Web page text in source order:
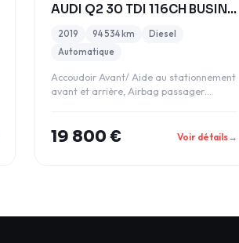
AUDI Q2 30 TDI 116CH BUSINESS LINE S TRONIC 7
2019 94 534 km
Diesel
Automatique
Accoudoir Avant/ Aide au stationnement
avant et arrière, Airbag passager
19 800 € Voir détails→